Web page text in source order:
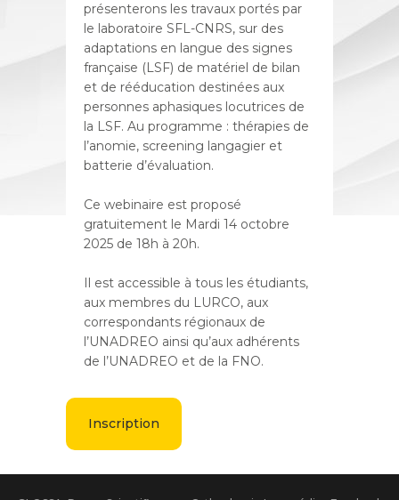
présenterons les travaux portés par
le laboratoire SFL-CNRS, sur des
adaptations en langue des signes
française (LSF) de matériel de bilan
et de rééducation destinées aux
personnes aphasiques locutrices de
la LSF. Au programme : thérapies de
l’anomie, screening langagier et
batterie d’évaluation.
Ce webinaire est proposé
gratuitement le Mardi 14 octobre
2025 de 18h à 20h.
Il est accessible à tous les étudiants,
aux membres du LURCO, aux
correspondants régionaux de
l’UNADREO ainsi qu’aux adhérents
de l’UNADREO et de la FNO.
Inscription